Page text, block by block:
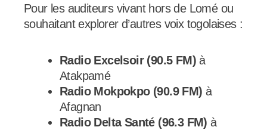
Pour les auditeurs vivant hors de Lomé ou
souhaitant explorer d’autres voix togolaises :
Radio Excelsoir (90.5 FM) à
Atakpamé
Radio Mokpokpo (90.9 FM) à
Afagnan
Radio Delta Santé (96.3 FM) à